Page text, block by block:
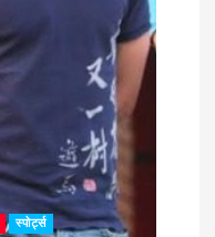
स्पोर्ट्स